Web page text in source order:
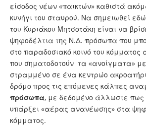
είσοδος νέων «παικτών» καθιστά
κυνήγι του σταυρού. Να σημειωθεί
του Κυριάκου Μητσοτάκη είναι να
ψηφοδέλτια της Ν.Δ. πρόσωπα που
στο παραδοσιακό κοινό του
που σηματοδοτούν τα «ανοίγματα»
στραμμένο σε ένα κεντρώο
δρόμο προς τις επόμενες κάλπες
πρόσωπα, με δεδομένο άλλωστε πως
υπάρξει «αέρας ανανέωσης» στα
κόμματος.